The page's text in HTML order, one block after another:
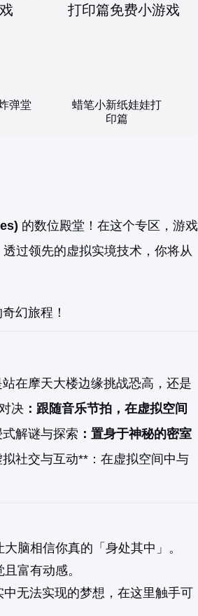
弹堂
蜡笔小新纸娃娃打
印篇
的数位殿堂！在这个专区，游戏
过领先的虚拟实境技术，你将从
幻旅程！
在摩天大楼边缘挑战恐高，还是
决 ：跟随音乐节拍，在虚拟空间
解谜与探索 ：置身于神秘的密室
拟社交与互动**：在虚拟空间中与
脑相信你真的「身处其中」。
富有动感。
无法实现的梦想，在这里触手可